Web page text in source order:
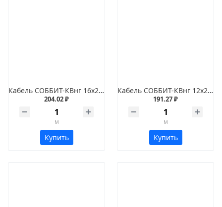
Кабель СОББИТ-КВнг 16х2х1,2
204.02 ₽
м
Купить
Кабель СОББИТ-КВнг 12х2х1,5
191.27 ₽
м
Купить